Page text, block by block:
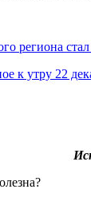
региона
к утру 22